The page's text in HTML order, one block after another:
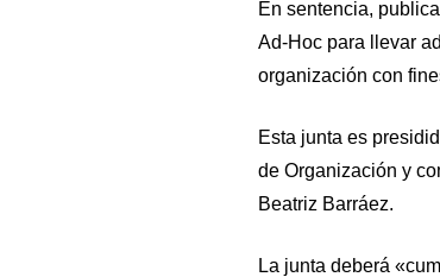
En sentencia,
Ad-Hoc para llevar
organización con
Esta junta es
de Organización y
Beatriz Barráez.
La junta deberá